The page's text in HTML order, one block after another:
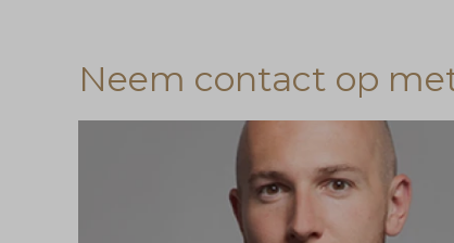
Neem contact op